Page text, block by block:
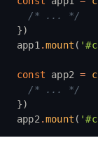
  /* ... */
})
app1 .mount (
const app2 =
  /* ... */
})
app2 .mount (